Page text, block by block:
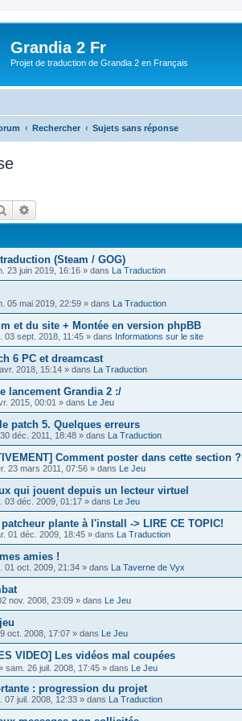
Grandia 2 Fr
Projet de traduction de Grandia 2 en Français
Rechercher Sujets sans réponse
Rechercher
(Steam / GOG)
23 juin 2019, 16:16 » dans La Traduction
05 mai 2019, 22:59 » dans La Traduction
et du site + Montée en version phpBB
03 sept. 2018, 11:45 » dans Informations sur le site
6 PC et dreamcast
2018, 15:14 » dans La Traduction
lancement Grandia 2 :/
2015, 00:01 » dans Le Jeu
patch 5. Quelques erreurs
déc. 2011, 18:48 » dans La Traduction
Comment poster dans cette section ?
23 mars 2011, 07:56 » dans Le Jeu
qui jouent depuis un lecteur virtuel
03 déc. 2009, 01:17 » dans Le Jeu
patcheur plante à l'install -> LIRE CE TOPIC!
01 déc. 2009, 18:45 » dans La Traduction
amies !
01 oct. 2009, 21:34 » dans La Taverne de Vyx
nov. 2008, 23:09 » dans Le Jeu
oct. 2008, 17:07 » dans Le Jeu
VIDEO] Les vidéos mal coupées
sam. 26 juil. 2008, 17:45 » dans Le Jeu
: progression du projet
07 juil. 2008, 12:33 » dans La Traduction